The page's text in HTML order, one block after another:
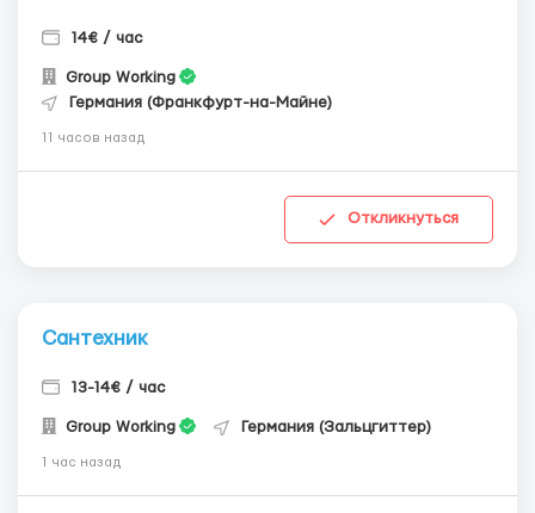
14€ / час
Group Working
Германия (Франкфурт-на-Майне)
11 часов назад
Откликнуться
Сантехник
13-14€ / час
Group Working Германия (Зальцгиттер)
1 час назад